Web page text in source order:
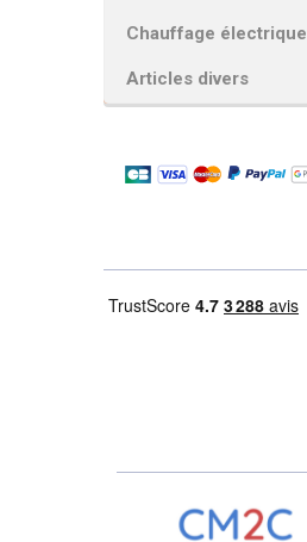
Chauffage électrique
Articles divers